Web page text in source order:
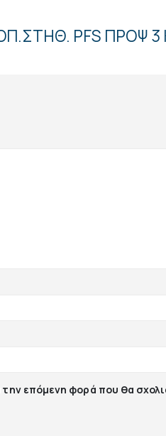
PFS ΠΡΟΨ 3
επόμενη φορά που θα